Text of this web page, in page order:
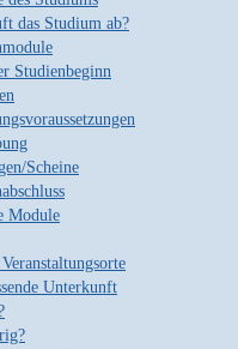
das Studium ab?
Studienbeginn
Scheine
Module
Unterkunft